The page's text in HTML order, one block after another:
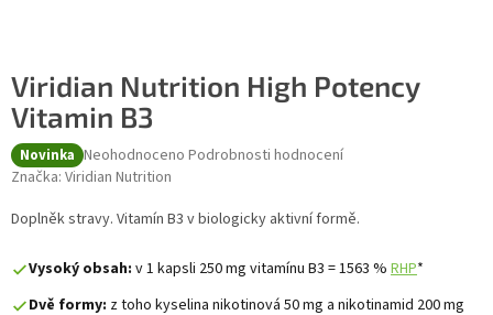
Viridian Nutrition High Potency
Vitamin B3
Novinka Průměrné hodnocení produktu je 0,0 z 5 hvězdiček.
Neohodnoceno Podrobnosti hodnocení
Značka: Viridian Nutrition
Doplněk stravy. Vitamín B3 v biologicky aktivní formě.
Vysoký obsah: v 1 kapsli 250 mg vitamínu B3 = 1563 % RHP*
Dvě formy: z toho kyselina nikotinová 50 mg a nikotinamid 200 mg